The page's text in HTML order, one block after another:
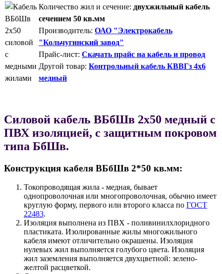
Количество жил и сечение: двухжильный кабель
сечением 50 кв.мм
Производитель: ОАО "Электрокабель
"Кольчугинский завод"
Прайс-лист: Скачать прайс на кабель и провод
Другой товар: Контрольный кабель КВВГз 4х6
медный
Силовой кабель ВБбШв 2х50 медный с
ПВХ изоляцией, с защитным покровом
типа БбШв.
Конструкция кабеля ВБбШв 2*50 кв.мм:
Токопроводящая жила - медная, бывает
однопроволочная или многопроволочная, обычно имеет
круглую форму, первого или второго класса по ГОСТ
22483.
Изоляция выполнена из ПВХ - поливинилхлоридного
пластиката. Изолированные жилы многожильного
кабеля имеют отличительно окрашены. Изоляция
нулевых жил выполняется голубого цвета. Изоляция
жил заземления выполняется двухцветной: зелено-
желтой расцветкой.